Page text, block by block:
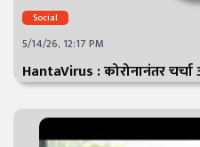
Social
5/14/26, 12:17 PM
HantaVirus : कोरोनानंतर